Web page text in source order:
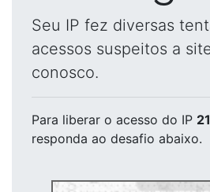
Seu IP fez diversas
acessos suspeitos a
conosco.
Para liberar o acesso do IP
responda ao desafio abaixo.